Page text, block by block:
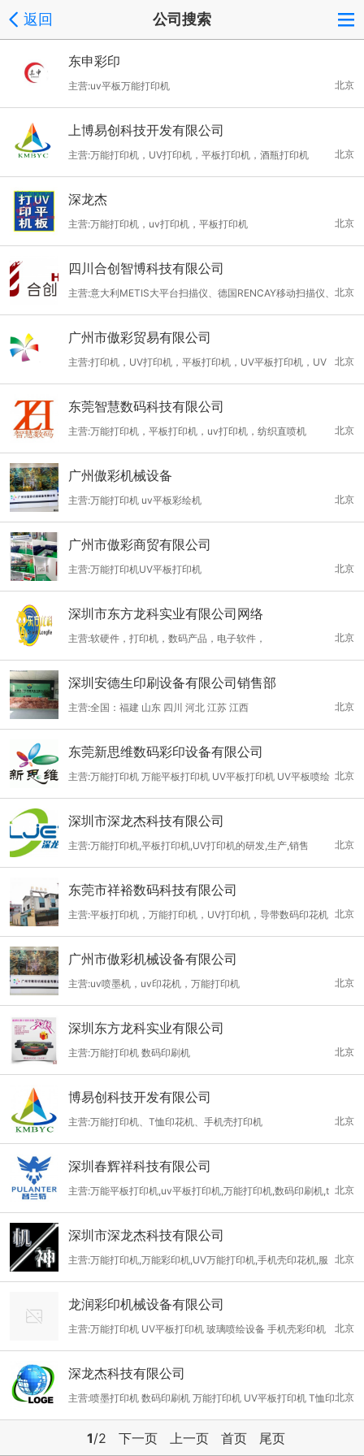
返回 公司搜索
东申彩印
北京
主营:uv平板万能打印机
上博易创科技开发有限公司
北京
主营:万能打印机，UV打印机，平板打印机，酒瓶打印机
深龙杰
北京
主营:万能打印机，uv打印机，平板打印机
四川合创智博科技有限公司
北京
主营:意大利METIS大平台扫描仪、德国RENCAY移动扫描仪、
丹麦Phase数码机背、飞思扫描仪、Laef数码相机、Richcolor UV
万能打印机比利时Mephisto系列三维扫描仪、德国CLAUSS三维
激光扫描仪器、比利时gotcha手持三维扫描仪、德国CLAUSS HD
广州市傲彩贸易有限公司
北京
主营:打印机，UV打印机，平板打印机，UV平板打印机，UV
喷绘机
东莞智慧数码科技有限公司
北京
主营:万能打印机，平板打印机，uv打印机，纺织直喷机
广州傲彩机械设备
北京
主营:万能打印机 uv平板彩绘机
广州市傲彩商贸有限公司
北京
主营:万能打印机UV平板打印机
深圳市东方龙科实业有限公司网络
北京
主营:软硬件，打印机，数码产品，电子软件，
深圳安德生印刷设备有限公司销售部
北京
主营:全国：福建 山东 四川 河北 江苏 江西
东莞新思维数码彩印设备有限公司
北京
主营:万能打印机 万能平板打印机 UV平板打印机 UV平板喷绘
机 数码印刷 玻璃印花机 陶瓷印刷机 皮革印刷机
深圳市深龙杰科技有限公司
北京
主营:万能打印机,平板打印机,UV打印机的研发,生产,销售
东莞市祥裕数码科技有限公司
北京
主营:平板打印机，万能打印机，UV打印机，导带数码印花机
广州市傲彩机械设备有限公司
北京
主营:uv喷墨机，uv印花机，万能打印机
深圳东方龙科实业有限公司
北京
主营:万能打印机 数码印刷机
博易创科技开发有限公司
北京
主营:万能打印机、T恤印花机、手机壳打印机
深圳春辉祥科技有限公司
北京
主营:万能平板打印机,uv平板打印机,万能打印机,数码印刷机,t
恤打印机,手机壳打印机
深圳市深龙杰科技有限公司
北京
主营:万能打印机,万能彩印机,UV万能打印机,手机壳印花机,服
装印花机,金属印花机,木材印花机,玻璃印花机,朔料印花机,喷墨打印
机,LED万能打印机,墨水(弱溶剂墨水,纺织墨水,生物墨水,免涂层墨
水)
龙润彩印机械设备有限公司
北京
主营:万能打印机 UV平板打印机 玻璃喷绘设备 手机壳彩印机
深龙杰科技有限公司
北京
主营:喷墨打印机 数码印刷机 万能打印机 UV平板打印机 T恤印
花机
1/2 下一页 上一页 首页 尾页